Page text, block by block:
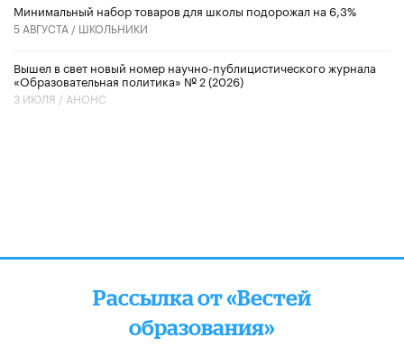
Минимальный набор товаров для школы подорожал на 6,3%
5 АВГУСТА / ШКОЛЬНИКИ
Вышел в свет новый номер научно-публицистического журнала
«Образовательная политика» № 2 (2026)
3 ИЮЛЯ / АНОНС
Рассылка от «Вестей
образования»